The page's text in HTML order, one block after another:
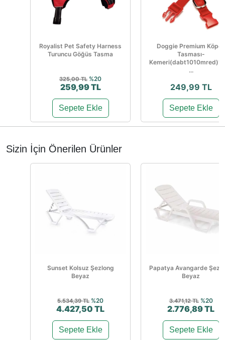
Royalist Pet Safety Harness
Turuncu Göğüs Tasma
325,00 TL %20
259,99 TL
Sepete Ekle
Doggie Premium Köpek
Tasması-
...
249,99 TL
Sepete Ekle
Sizin İçin Önerilen Ürünler
Sunset Kolsuz Şezlong
Beyaz
5.534,39 TL %20
4.427,50 TL
Sepete Ekle
Papatya Avangarde
Beyaz
3.471,12 TL %20
2.776,89 TL
Sepete Ekle